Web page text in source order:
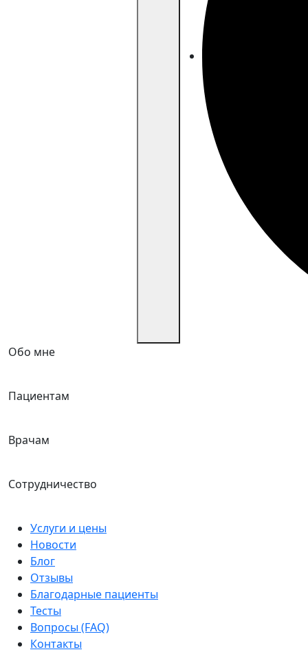
Обо мне
Пациентам
Врачам
Сотрудничество
Услуги и цены
Новости
Блог
Отзывы
Благодарные пациенты
Тесты
Вопросы (FAQ)
Контакты